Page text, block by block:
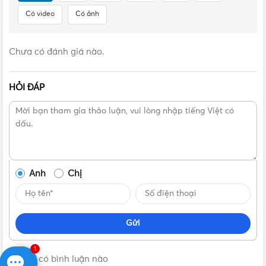
Có video Có ảnh
Chưa có đánh giá nào.
HỎI ĐÁP
Anh Chị
Gửi
Không có bình luận nào
1